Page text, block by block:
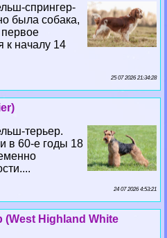
спрингер-
была собака,
первое
к началу 14
25 07 2026 21:34:28
терьер.
в 60-е годы 18
24 07 2026 4:53:21
(West Highland White